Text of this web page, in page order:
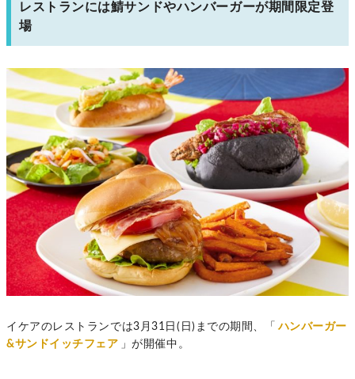
レストランには鯖サンドやハンバーガーが期間限定登
場
イケアのレストランでは3月31日(日)までの期間、「 ハンバーガー
&サンドイッチフェア 」が開催中。